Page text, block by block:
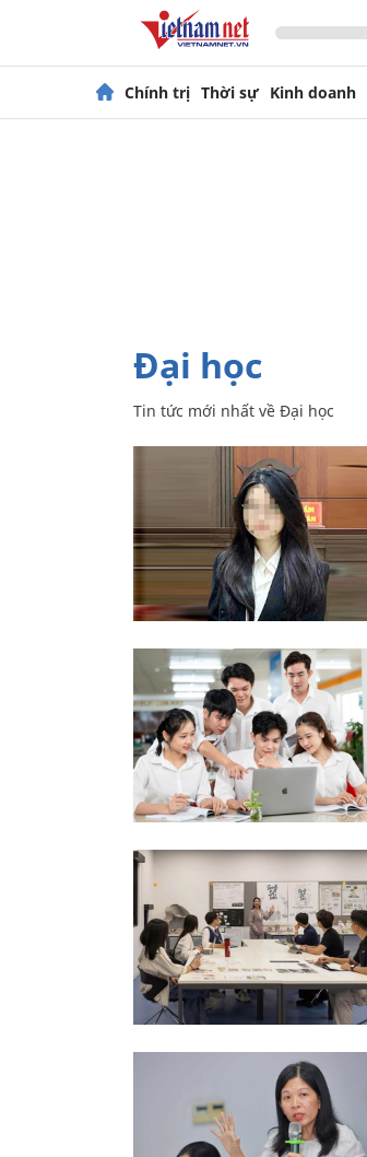
Chính trị Thời sự Kinh doanh
Đại học
Tin tức mới nhất về Đại học